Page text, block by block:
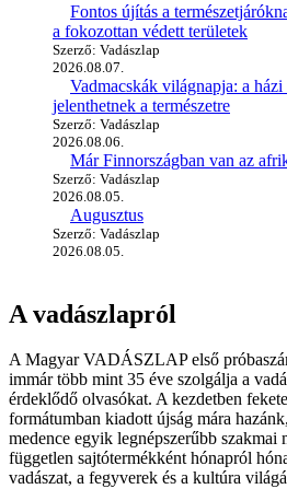
Fontos újítás a
a fokozottan védett területek
Szerző: Vadászlap
2026.08.07.
Vadmacskák világnapja: a
jelenthetnek a természetre
Szerző: Vadászlap
2026.08.06.
Már Finnországban van az
Szerző: Vadászlap
2026.08.05.
Augusztus
Szerző: Vadászlap
2026.08.05.
A vadászlapról
A Magyar VADÁSZLAP első
immár több mint 35 éve szolgálja a
érdeklődő olvasókat. A kezdetben
formátumban kiadott újság mára
medence egyik legnépszerűbb
független sajtótermékként hónapról
vadászat, a fegyverek és a kultúra